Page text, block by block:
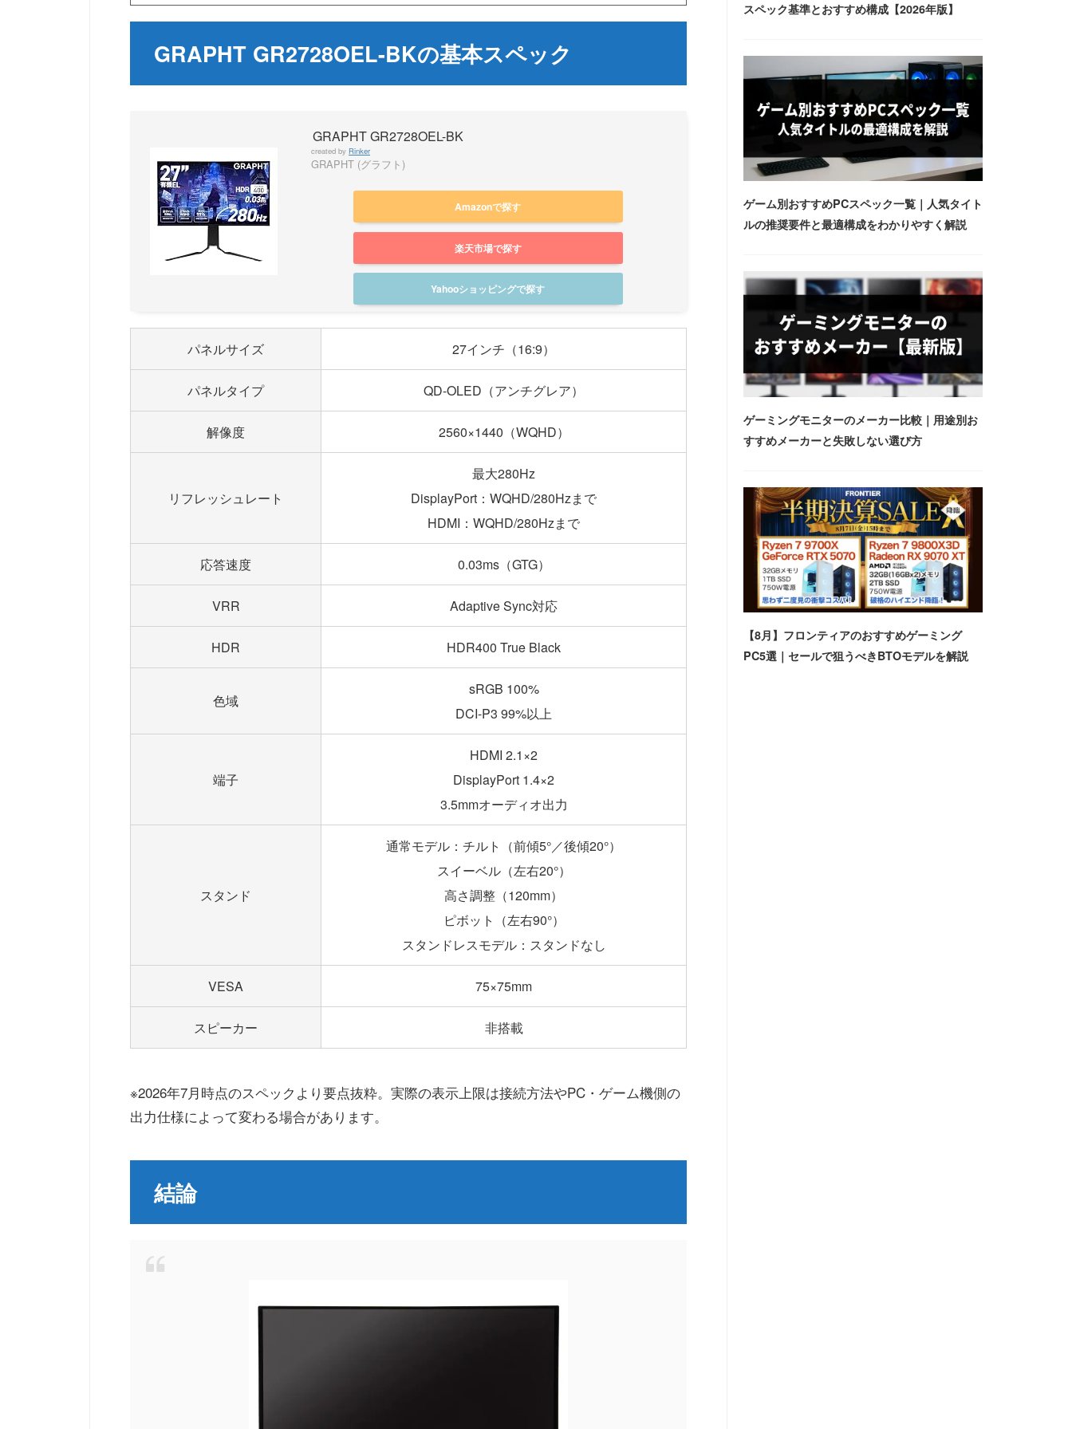
GRAPHT GR2728OEL-BKの基本スペック
GRAPHT GR2728OEL-BK
created by Rinker
GRAPHT (グラフト)
Amazonで探す
楽天市場で探す
Yahooショッピングで探す
パネルサイズ 27インチ（16:9）
パネルタイプ QD-OLED（アンチグレア）
解像度 2560×1440（WQHD）
リフレッシュレート
最大280Hz
DisplayPort：WQHD/280Hzまで
HDMI：WQHD/280Hzまで
応答速度 0.03ms（GTG）
VRR Adaptive Sync対応
HDR HDR400 True Black
色域
sRGB 100%
DCI-P3 99%以上
端子
HDMI 2.1×2
DisplayPort 1.4×2
3.5mmオーディオ出力
スタンド
通常モデル：チルト（前傾5°／後傾20°）
スイーベル（左右20°）
高さ調整（120mm）
ピボット（左右90°）
スタンドレスモデル：スタンドなし
VESA 75×75mm
スピーカー 非搭載
※2026年7月時点のスペックより要点抜粋。実際の表示上限は接続方法やPC・ゲーム機側の
出力仕様によって変わる場合があります。
結論
スペック基準とおすすめ構成【2026年版】
ゲーム別おすすめPCスペック一覧｜人気タイト
ルの推奨要件と最適構成をわかりやすく解説
ゲーミングモニターのメーカー比較｜用途別お
すすめメーカーと失敗しない選び方
【8月】フロンティアのおすすめゲーミング
PC5選｜セールで狙うべきBTOモデルを解説